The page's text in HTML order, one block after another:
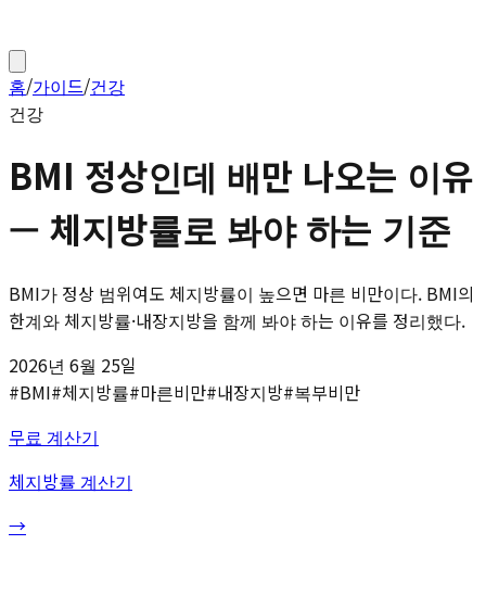
홈/가이드/건강
건강
BMI 정상인데 배만 나오는 이유
— 체지방률로 봐야 하는 기준
BMI가 정상 범위여도 체지방률이 높으면 마른 비만이다. BMI의
한계와 체지방률·내장지방을 함께 봐야 하는 이유를 정리했다.
2026년 6월 25일
#BMI#체지방률#마른비만#내장지방#복부비만
무료 계산기
체지방률 계산기
→